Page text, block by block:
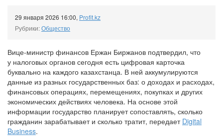
29 января 2026 16:00, Profit.kz
Рубрики:Общество
Вице-министр финансов Ержан Биржанов подтвердил, что
у налоговых органов сегодня есть цифровая карточка
буквально на каждого казахстанца. В ней аккумулируются
данные из разных государственных баз: о доходах и расходах,
финансовых операциях, перемещениях, покупках и других
экономических действиях человека. На основе этой
информации государство планирует сопоставлять, сколько
гражданин зарабатывает и сколько тратит, передает Digital
Business.